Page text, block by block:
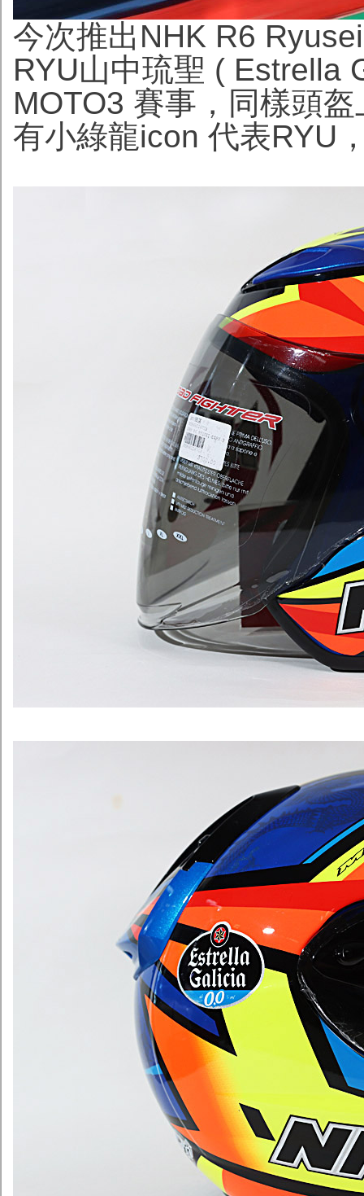
今次推出NHK R6
RYU山中琉聖 ( Estrella
MOTO3 賽事，同樣頭
有小綠龍icon 代表RYU